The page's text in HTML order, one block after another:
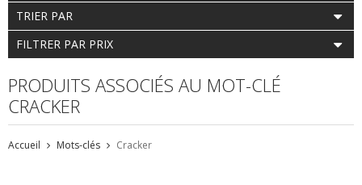
TRIER PAR
FILTRER PAR PRIX
PRODUITS ASSOCIÉS AU MOT-CLÉ
CRACKER
Accueil Mots-clés Cracker